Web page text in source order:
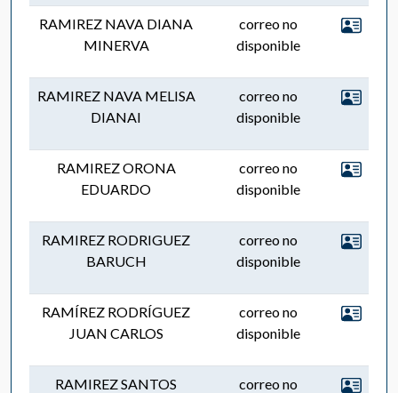
RAMIREZ NAVA DIANA
MINERVA
correo no
disponible
RAMIREZ NAVA MELISA
DIANAI
correo no
disponible
RAMIREZ ORONA
EDUARDO
correo no
disponible
RAMIREZ RODRIGUEZ
BARUCH
correo no
disponible
RAMÍREZ RODRÍGUEZ
JUAN CARLOS
correo no
disponible
RAMIREZ SANTOS
correo no